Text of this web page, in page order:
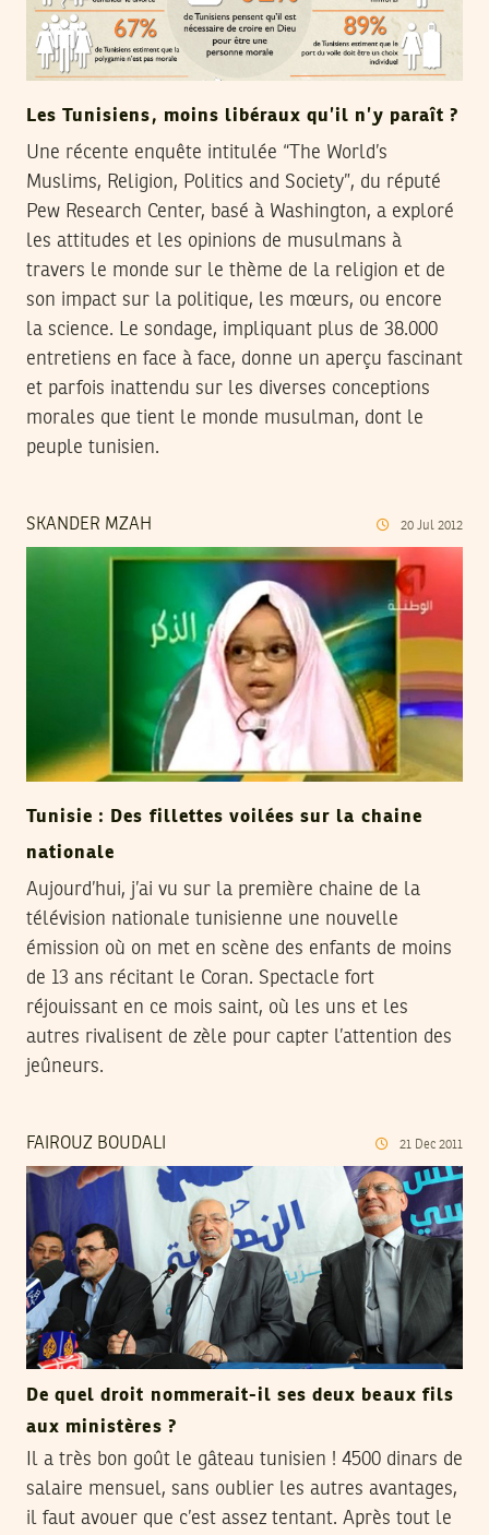
Les Tunisiens, moins libéraux qu’il n’y paraît ?
Une récente enquête intitulée “The World’s
Muslims, Religion, Politics and Society”, du réputé
Pew Research Center, basé à Washington, a exploré
les attitudes et les opinions de musulmans à
travers le monde sur le thème de la religion et de
son impact sur la politique, les mœurs, ou encore
la science. Le sondage, impliquant plus de 38.000
entretiens en face à face, donne un aperçu fascinant
et parfois inattendu sur les diverses conceptions
morales que tient le monde musulman, dont le
peuple tunisien.
SKANDER MZAH 20 Jul 2012
Tunisie : Des fillettes voilées sur la chaine
nationale
Aujourd’hui, j’ai vu sur la première chaine de la
télévision nationale tunisienne une nouvelle
émission où on met en scène des enfants de moins
de 13 ans récitant le Coran. Spectacle fort
réjouissant en ce mois saint, où les uns et les
autres rivalisent de zèle pour capter l’attention des
jeûneurs.
FAIROUZ BOUDALI 21 Dec 2011
De quel droit nommerait-il ses deux beaux fils
aux ministères ?
Il a très bon goût le gâteau tunisien ! 4500 dinars de
salaire mensuel, sans oublier les autres avantages,
il faut avouer que c’est assez tentant. Après tout le